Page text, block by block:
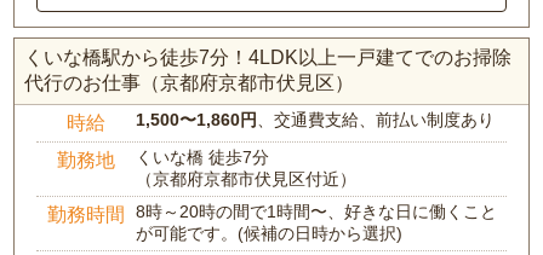
くいな橋駅から徒歩7分！4LDK以上一戸建てでのお掃除
代行のお仕事（京都府京都市伏見区）
時給 1,500〜1,860円 、交通費支給、前払い制度あり
勤務地
くいな橋 徒歩7分
（京都府京都市伏見区付近）
勤務時間
8時～20時の間で1時間〜、好きな日に働くこと
が可能です。(候補の日時から選択)